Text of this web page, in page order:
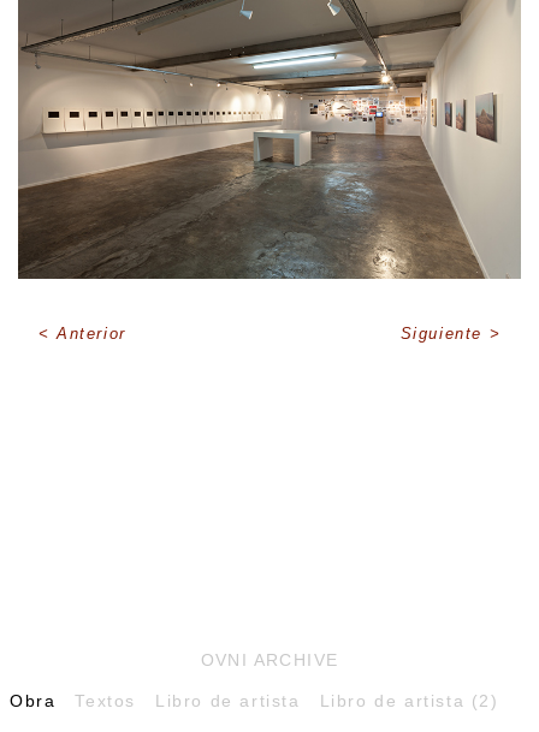
OVNI ARCHIVE
Obra Textos Libro de artista Libro de artista (2)
Anterior Siguiente